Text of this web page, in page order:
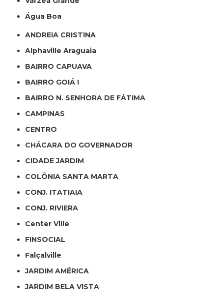
Água Boa
ANDREIA CRISTINA
Alphaville Araguaia
BAIRRO CAPUAVA
BAIRRO GOIÁ I
BAIRRO N. SENHORA DE FÁTIMA
CAMPINAS
CENTRO
CHÁCARA DO GOVERNADOR
CIDADE JARDIM
COLÔNIA SANTA MARTA
CONJ. ITATIAIA
CONJ. RIVIERA
Center Ville
FINSOCIAL
Falçalville
JARDIM AMÉRICA
JARDIM BELA VISTA